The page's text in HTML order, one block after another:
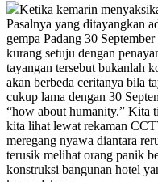
Gempa
Ketika kemarin
Pasalnya yang ditayangkan
gempa Padang 30
kurang setuju dengan
tayangan tersebut bukanlah
akan berbeda ceritanya bila
cukup lama dengan 30
“how about humanity.” Kita
kita lihat lewat rekaman
meregang nyawa diantara
terusik melihat orang panik
konstruksi bangunan hotel